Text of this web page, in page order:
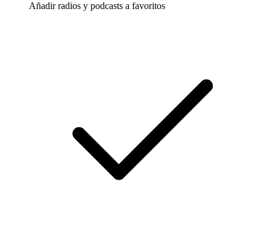
Añadir radios y podcasts a favoritos